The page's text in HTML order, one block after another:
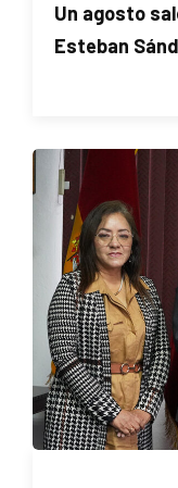
Un agosto
Esteban